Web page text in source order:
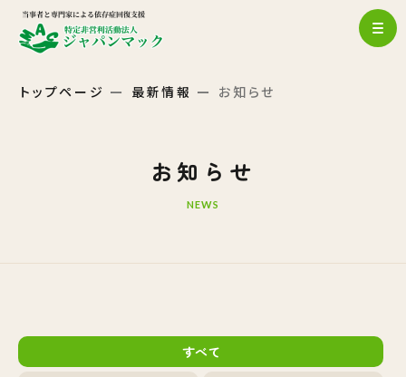
トップページ 最新情報 お知らせ
お知らせ
NEWS
すべて